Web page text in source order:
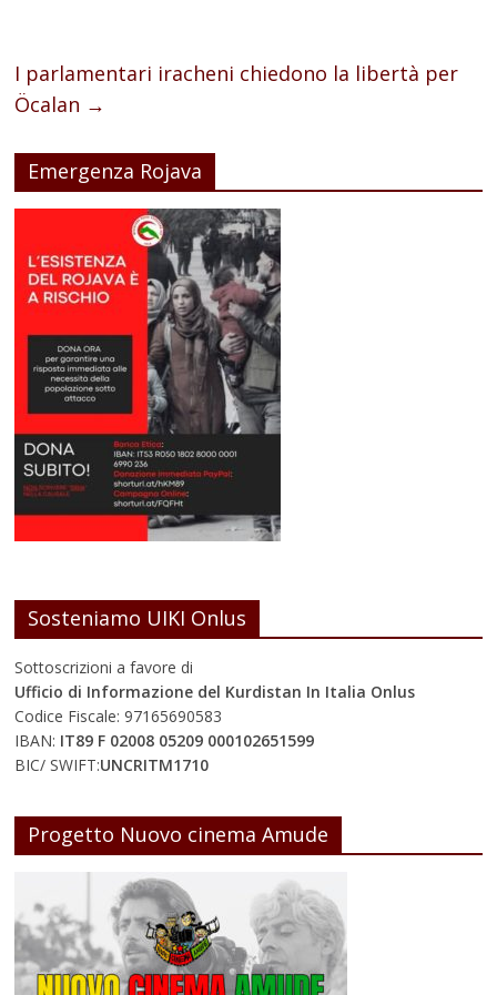
I parlamentari iracheni chiedono la libertà per
Öcalan →
Emergenza Rojava
Sosteniamo UIKI Onlus
Sottoscrizioni a favore di
Ufficio di Informazione del Kurdistan In Italia Onlus
Codice Fiscale: 97165690583
IBAN: IT89 F 02008 05209 000102651599
BIC/ SWIFT:UNCRITM1710
Progetto Nuovo cinema Amude